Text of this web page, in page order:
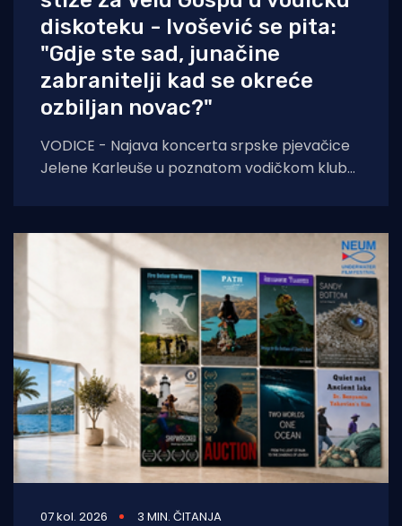
diskoteku - Ivošević se pita:
"Gdje ste sad, junačine
zabranitelji kad se okreće
ozbiljan novac?"
VODICE - Najava koncerta srpske pjevačice
Jelene Karleuše u poznatom vodičkom klubu
07 kol. 2026 3 MIN. ČITANJA